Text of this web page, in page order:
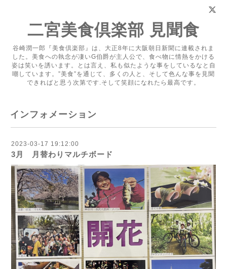
二宮美食倶楽部 見聞食
谷崎潤一郎『美食倶楽部』は、大正8年に大阪朝日新聞に連載されま
した。美食への執念が凄いG伯爵が主人公で、食べ物に情熱をかける
姿は笑いを誘います。とは言え、私も似たような事をしているなと自
嘲しています。”美食”を通じて、多くの人と、そして色んな事を見聞
できればと思う次第です.そして笑顔になれたら最高です。
インフォメーション
2023-03-17 19:12:00
3月 月替わりマルチボード